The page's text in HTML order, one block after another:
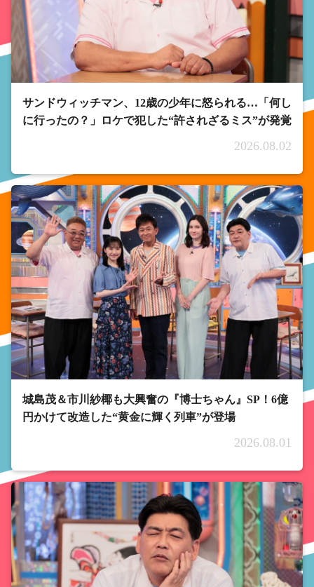
サンドウィッチマン、12歳の少年に怒られる…「何し
に行ったの？」ロケで犯した“許されざるミス”が発覚
2026.08.02
城島茂＆市川紗椰も大興奮の『博士ちゃん』SP！6億
円かけて改造した“黄金に輝く列車”が登場
2026.08.01